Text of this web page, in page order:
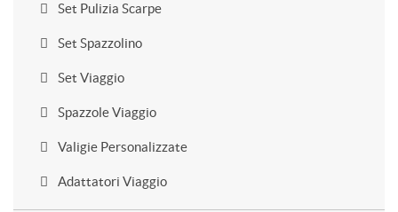
Set Pulizia Scarpe
Set Spazzolino
Set Viaggio
Spazzole Viaggio
Valigie Personalizzate
Adattatori Viaggio